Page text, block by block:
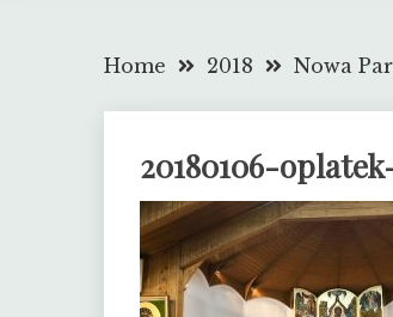
Home 2018 Nowa
20180106-